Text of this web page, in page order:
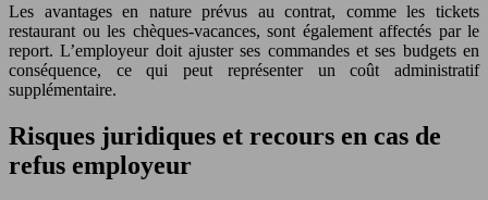
Les avantages en nature prévus au contrat, comme les tickets
restaurant ou les chèques-vacances, sont également affectés par le
report. L’employeur doit ajuster ses commandes et ses budgets en
conséquence, ce qui peut représenter un coût administratif
supplémentaire.
Risques juridiques et recours en cas de
refus employeur